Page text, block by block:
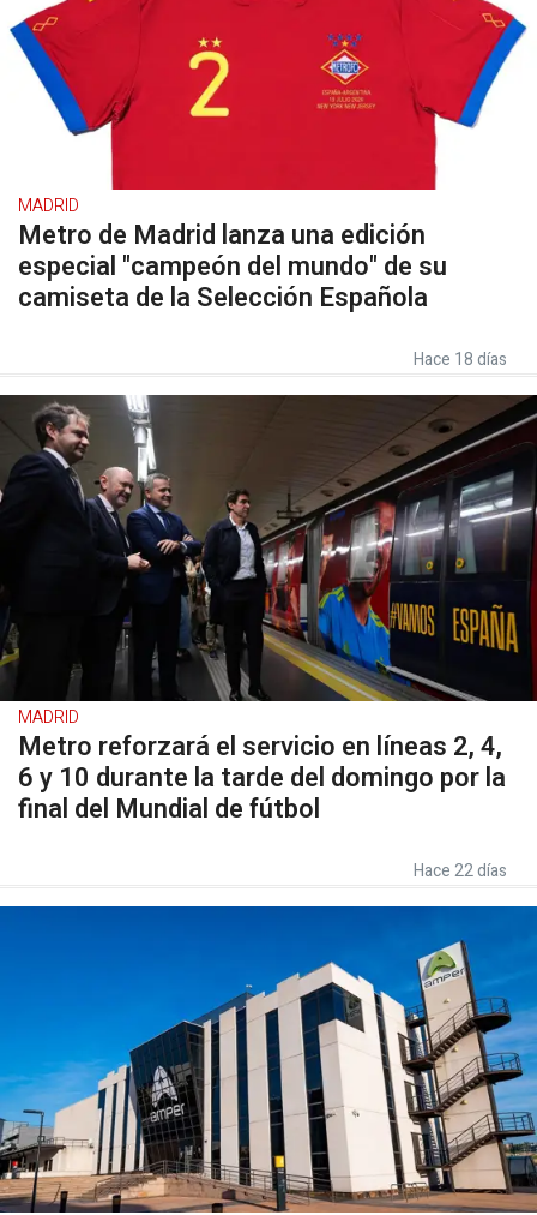
MADRID
Metro de Madrid lanza una edición
especial "campeón del mundo" de su
camiseta de la Selección Española
Hace 18 días
MADRID
Metro reforzará el servicio en líneas 2, 4,
6 y 10 durante la tarde del domingo por la
final del Mundial de fútbol
Hace 22 días